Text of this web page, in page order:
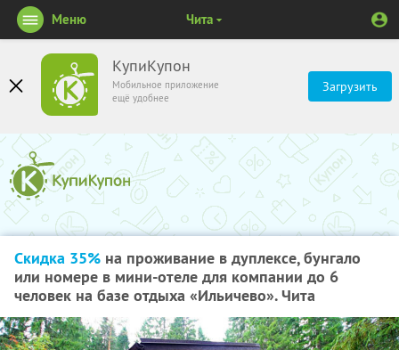
КупиКупон
Мобильное приложение
ещё удобнее
Загрузить
Меню Чита
Скидка 35% на проживание в дуплексе, бунгало
или номере в мини-отеле для компании до 6
человек на базе отдыха «Ильичево». Чита